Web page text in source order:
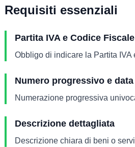
Requisiti essenziali
Partita IVA e Codice Fiscale
Obbligo di indicare la Partita
Numero progressivo e data
Numerazione progressiva
Descrizione dettagliata
Descrizione chiara di beni o